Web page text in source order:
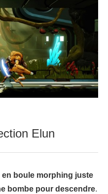
Elun
en boule morphing juste
bombe pour descendre.